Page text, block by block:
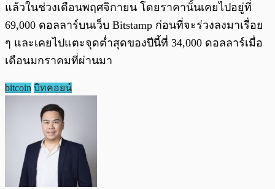
แล้วในช่วงเดือนพฤศจิกายน โดยราคานั้นเคยไปอยู่ที่
69,000 ดอลลาร์บนเว็บ Bitstamp ก่อนที่จะร่วงลงมาเรื่อย
ๆ และเคยไปแตะจุดต่ำสุดของปีนี้ที่ 34,000 ดอลลาร์เมื่อ
เดือนมกราคมที่ผ่านมา
bitcoin บิทคอยน์